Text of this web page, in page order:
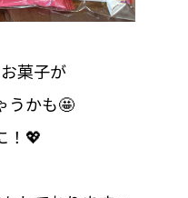
菓子が
うかも🤩
！💖